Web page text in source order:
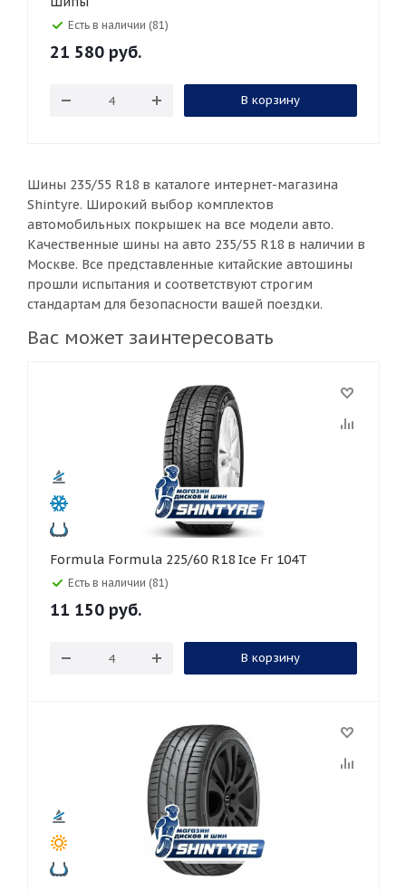
Есть в наличии (81)
21 580 руб.
В корзину
Шины 235/55 R18 в каталоге интернет-магазина
Shintyre. Широкий выбор комплектов
автомобильных покрышек на все модели авто.
Качественные шины на авто 235/55 R18 в наличии в
Москве. Все представленные китайские автошины
прошли испытания и соответствуют строгим
стандартам для безопасности вашей поездки.
Вас может заинтересовать
Formula Formula 225/60 R18 Ice Fr 104T
Есть в наличии (81)
11 150 руб.
В корзину